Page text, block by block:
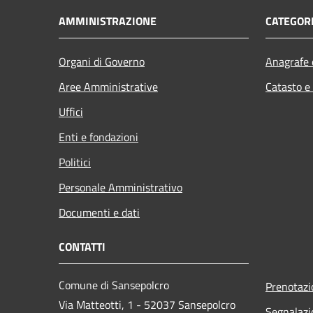
AMMINISTRAZIONE
Organi di Governo
Aree Amministrative
Uffici
Enti e fondazioni
Politici
Personale Amministrativo
Documenti e dati
Catasto
CONTATTI
Comune di Sansepolcro
Via Matteotti, 1 - 52037 Sansepolcro